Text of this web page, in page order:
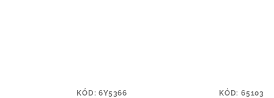
KÓD:6Y5366 KÓD: 65103